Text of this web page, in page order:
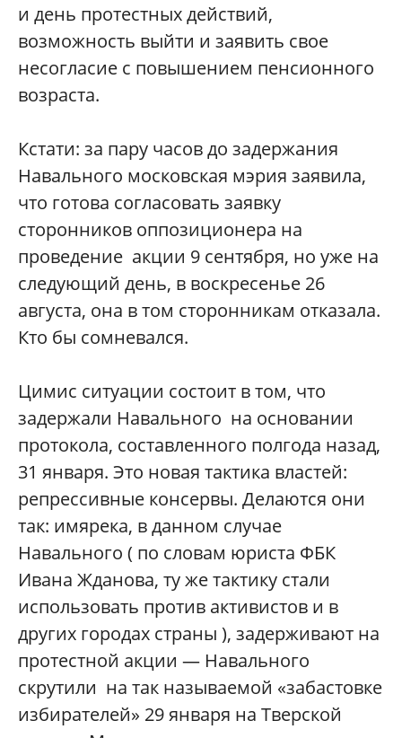
и день протестных действий,
возможность выйти и заявить свое
несогласие с повышением пенсионного
возраста.
Кстати: за пару часов до задержания
Навального московская мэрия заявила,
что готова согласовать заявку
сторонников оппозиционера на
проведение акции 9 сентября, но уже на
следующий день, в воскресенье 26
августа, она в том сторонникам отказала.
Кто бы сомневался.
Цимис ситуации состоит в том, что
задержали Навального на основании
протокола, составленного полгода назад,
31 января. Это новая тактика властей:
репрессивные консервы. Делаются они
так: имярека, в данном случае
Навального ( по словам юриста ФБК
Ивана Жданова, ту же тактику стали
использовать против активистов и в
других городах страны ), задерживают на
протестной акции — Навального
скрутили на так называемой «забастовке
избирателей» 29 января на Тверской